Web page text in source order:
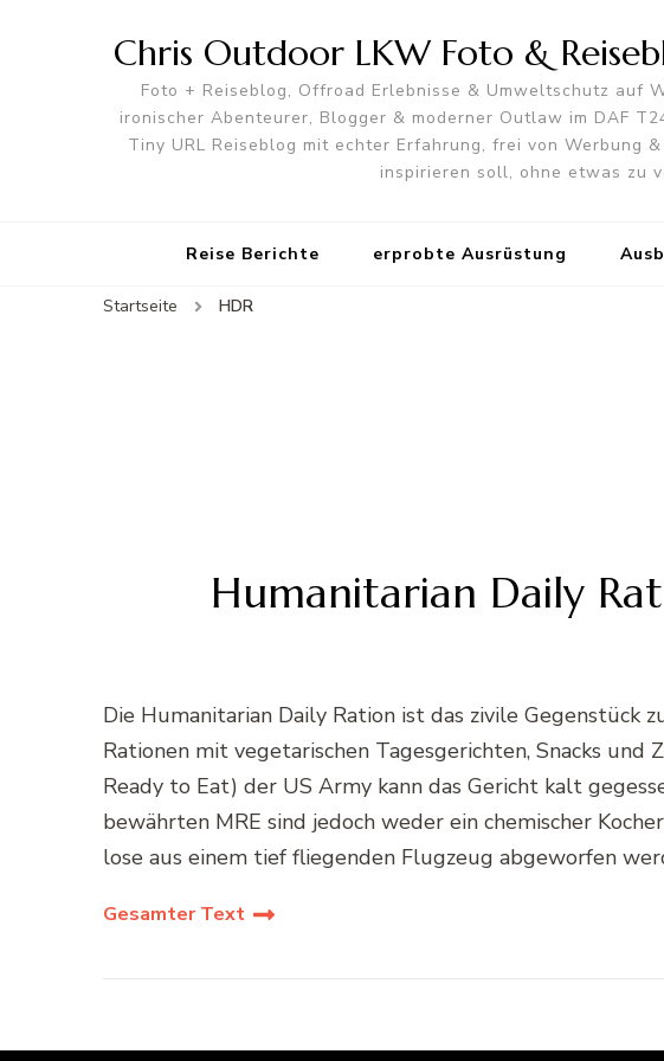
Chris Outdoor LKW Foto &
Foto + Reiseblog, Offroad Erlebnisse & Umweltschutz auf
ironischer Abenteurer, Blogger & moderner Outlaw im DAF
Tiny URL Reiseblog mit echter Erfahrung, frei von Werbung
inspirieren soll, ohne etwas zu
Reise Berichte erprobte Ausrüstung
Startseite HDR
Humanitarian Daily
Die Humanitarian Daily Ration ist das zivile
Rationen mit vegetarischen Tagesgerichten, Snacks
Ready to Eat) der US Army kann das Gericht kalt
bewährten MRE sind jedoch weder ein chemischer
lose aus einem tief fliegenden Flugzeug abgeworfen
Gesamter Text